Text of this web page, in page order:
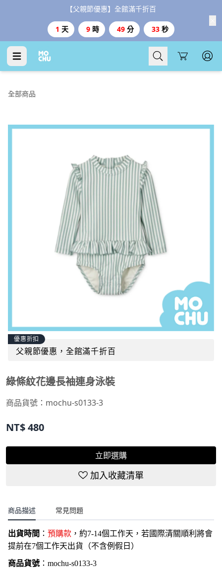
【父親節優惠】全館滿千折百
1 天 9 時 49 分 32 秒
Cart
全部商品
優惠折扣
父親節優惠，全館滿千折百
綠條紋花邊長袖連身泳裝
商品貨號： mochu-s0133-3
NT$480
立即選購
加入收藏清單
商品描述 常見問題
出貨時間 ： 預購款 ，約7-14個工作天，若國際清關順利將會
提前在7個工作天出貨（不含例假日）
商品貨號： mochu-s0133-3